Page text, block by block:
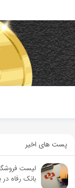
پست های اخیر
لیست
بانک رفاه در